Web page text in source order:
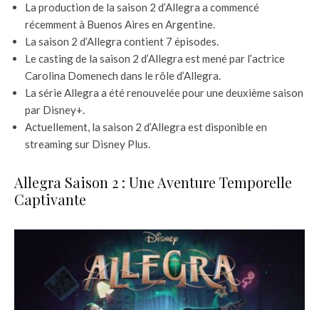
La production de la saison 2 d’Allegra a commencé
récemment à Buenos Aires en Argentine.
La saison 2 d’Allegra contient 7 épisodes.
Le casting de la saison 2 d’Allegra est mené par l’actrice
Carolina Domenech dans le rôle d’Allegra.
La série Allegra a été renouvelée pour une deuxième saison
par Disney+.
Actuellement, la saison 2 d’Allegra est disponible en
streaming sur Disney Plus.
Allegra Saison 2 : Une Aventure Temporelle
Captivante